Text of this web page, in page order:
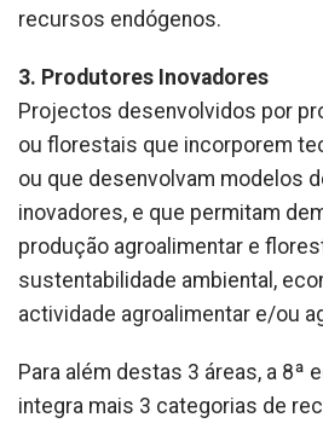
recursos endógenos.
3. Produtores Inovadores
Projectos desenvolvidos por
ou florestais que incorporem
ou que desenvolvam modelos
inovadores, e que permitam
produção agroalimentar e
sustentabilidade ambiental,
actividade agroalimentar e/ou
Para além destas 3 áreas, a 8ª
integra mais 3 categorias de